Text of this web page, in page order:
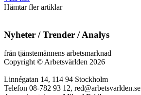
Hämtar fler artiklar
Nyheter / Trender / Analys
från tjänstemännens arbetsmarknad
Copyright©Arbetsvärlden 2026
Linnégatan 14, 114 94 Stockholm
Telefon 08-782 93 12, red@arbetsvarlden.se